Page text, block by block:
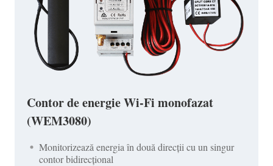
Contor de energie Wi-Fi monofazat
(WEM3080)
Monitorizează energia în două direcții cu un singur
contor bidirecțional